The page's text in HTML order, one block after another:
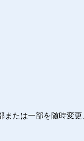
たは一部を随時変更